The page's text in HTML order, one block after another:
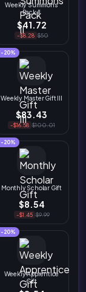
Weekly Summons
Pack II
$41.72
-$8.28 $50
-20%
Weekly Master Gift III
$83.43
-$16.58 $100.01
-20%
Monthly Scholar Gift
$8.54
-$1.45 $9.99
-20%
Weekly Apprentice
Gift